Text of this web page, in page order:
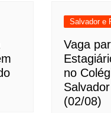
Salvador e
Vaga
no
(02/08)